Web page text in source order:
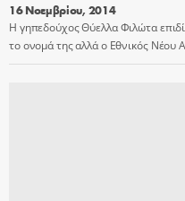
16 Νοεμβρίου, 2014
Η γηπεδούχος Θύελλα Φιλώτα
το ονομά της αλλά ο Εθνικός Νέου